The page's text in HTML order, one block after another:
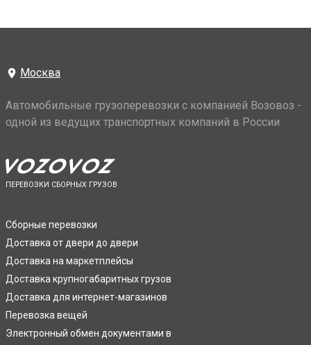
Москва
Автомобильные грузоперевозки с компанией Возовоз -
одной из ведущих транспортных компаний в России
ПЕРЕВОЗКИ СБОРНЫХ ГРУЗОВ
Сборные перевозки
Доставка от двери до двери
Доставка на маркетплейсы
Доставка крупногабаритных грузов
Доставка для интернет-магазинов
Перевозка вещей
Электронный обмен документами в